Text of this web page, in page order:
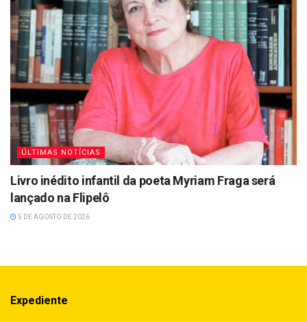
ÚLTIMAS NOTÍCIAS
Livro inédito infantil da poeta Myriam Fraga será
lançado na Flipelô
5 DE AGOSTO DE 2026
Expediente